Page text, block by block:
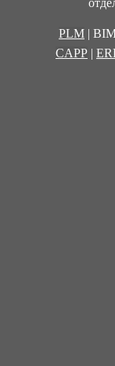
PLM |
CAPP |